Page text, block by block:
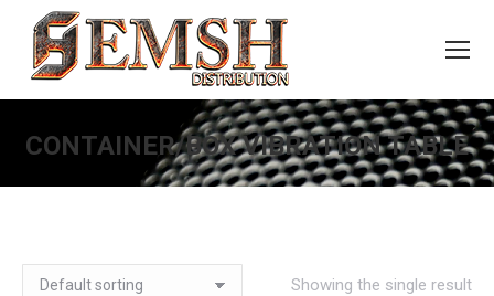
CONTAINER/BOX VIBRATION TABLE
You are here:
Showing the single result